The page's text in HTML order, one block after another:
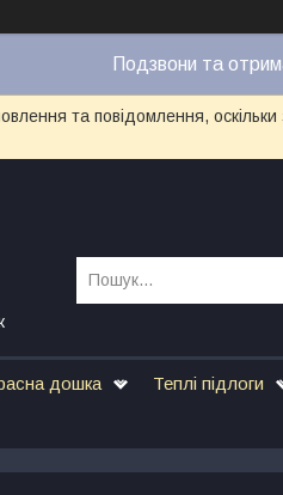
Подзвони та
та повідомлення,
дошка Теплі підлоги